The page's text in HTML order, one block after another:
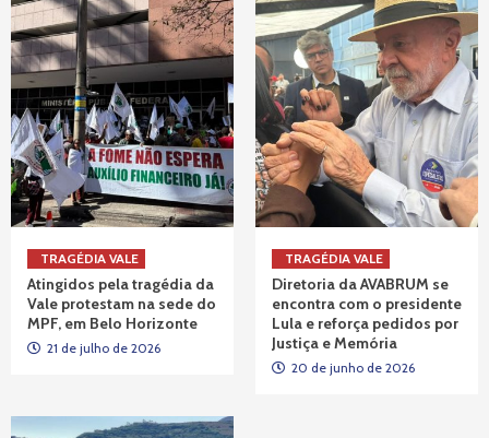
TRAGÉDIA VALE
Atingidos pela tragédia da
Vale protestam na sede do
MPF, em Belo Horizonte
21 de julho de 2026
TRAGÉDIA VALE
Diretoria da AVABRUM se
encontra com o presidente
Lula e reforça pedidos por
Justiça e Memória
20 de junho de 2026